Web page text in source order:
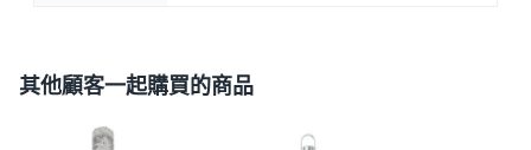
其他顧客一起購買的商品